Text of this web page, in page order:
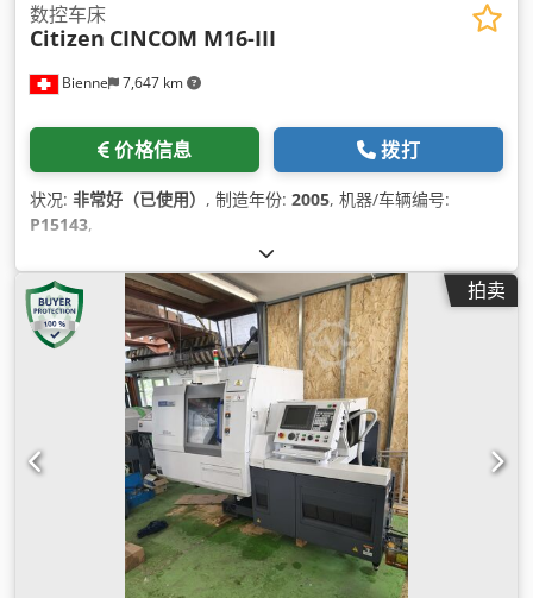
Bienne 7,647 km
数控车床
Citizen CINCOM M16-III
价格信息 拨打
状况: 非常好（已使用） , 制造年份: 2005, 机器/车辆编号:
P15143,
拍卖